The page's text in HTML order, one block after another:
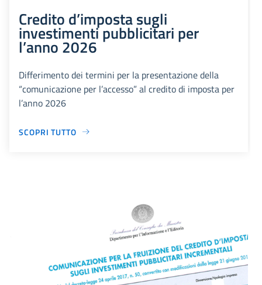
Credito d’imposta sugli
investimenti pubblicitari per
l’anno 2026
Differimento dei termini per la presentazione della
“comunicazione per l’accesso” al credito di imposta per
l’anno 2026
SCOPRI TUTTO